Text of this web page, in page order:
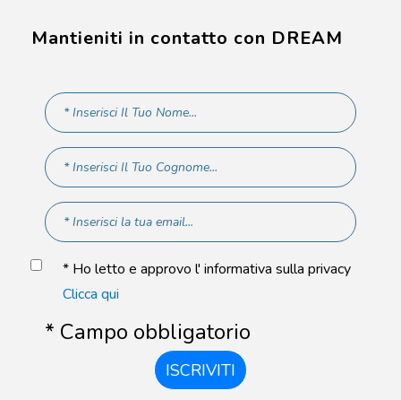
Mantieniti in contatto con DREAM
* Ho letto e approvo l' informativa sulla privacy
Clicca qui
* Campo obbligatorio
ISCRIVITI